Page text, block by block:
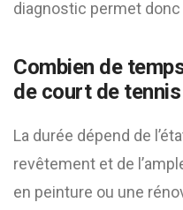
diagnostic permet
Combien de
de court de tennis
La durée dépend de
revêtement et de
en peinture ou une